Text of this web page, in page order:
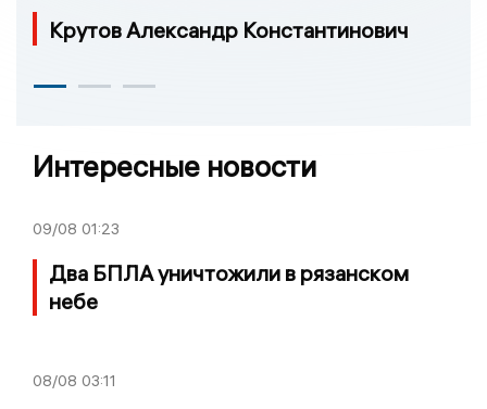
Крутов Александр Константинович
Интересные новости
09/08 01:23
Два БПЛА уничтожили в рязанском
небе
08/08 03:11